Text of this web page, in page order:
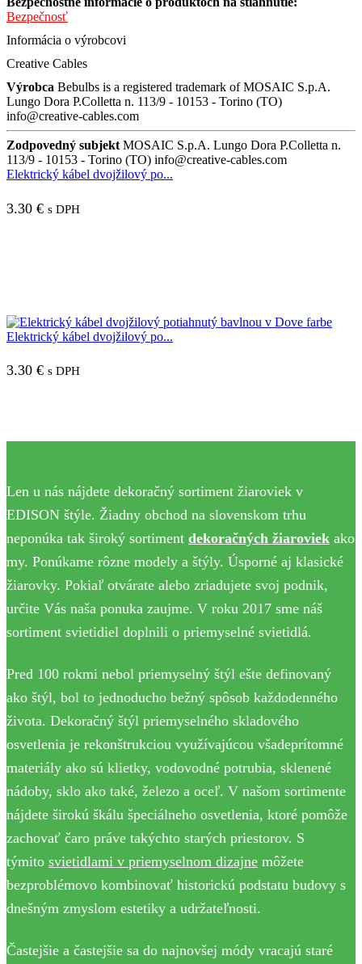
Bezpečnosť
Informácia o výrobcovi
Creative Cables
Výrobca Bebulbs is a registered trademark of MOSAIC S.p.A.
Lungo Dora P.Colletta n. 113/9 - 10153 - Torino (TO)
info@creative-cables.com
Zodpovedný subjektMOSAIC S.p.A. Lungo Dora P.Colletta n.
113/9 - 10153 - Torino (TO) info@creative-cables.com
Elektrický kábel dvojžilový po...
3.30 € s DPH
Elektrický kábel dvojžilový po...
3.30 € s DPH
Len u nás nájdete dekoračný sortiment žiaroviek v
EDISON štýle. Žiadny obchod na slovenskom trhu
neponúka tak široký sortiment dekoračných žiaroviek ako
my. Ponúkame rôzne modely a štýly. Úsporné aj klasické
žiarovky. Pokiaľ otvárate alebo zriadujete svoj podnik,
určite Vás naša ponuka zaujme. V roku 2017 sme náš
sortiment svietidiel doplnili o priemyselné svietidlá.
Pred 100 rokmi nebol priemyselný štýl ešte definovaný
ako štýl, bol to jednoducho bežný spôsob každodenného
života. Dekoračný štýl priemyselného skladového
osvetlenia je rekonštrukciou využívajúcou všadeprítomné
materiály ako sú klietky, vodovodné potrubia, sklenené
nádoby, sklo ako také, železo a oceľ. V našom sortimente
nájdete širokú škálu špeciálneho osvetlenia, ktoré pomôže
zachovať čaro práve takýchto starých priestorov. S
týmito svietidlami v priemyselnom dizajne môžete
bezproblémovo kombinovať historickú podstatu budovy s
dnešným zmyslom estetiky a udržateľnosti.
Častejšie a častejšie sa do najnovšej módy vracajú staré